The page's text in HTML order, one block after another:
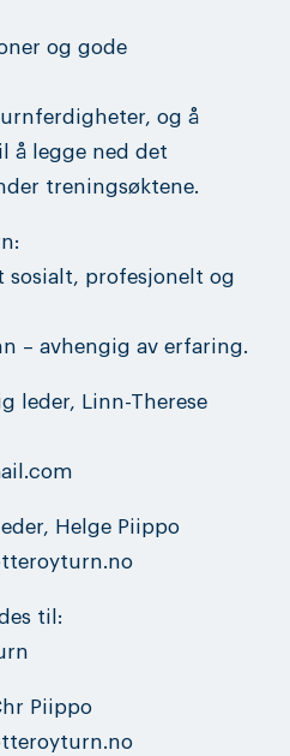
og gode
og å
å legge ned det
treningsøktene.
sosialt, profesjonelt og
– avhengig av erfaring.
leder, Linn-Therese
Helge Piippo
til:
Piippo